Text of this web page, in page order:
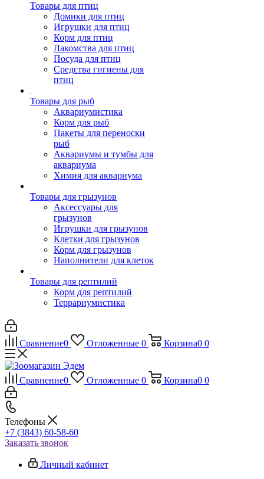
Товары для птиц
Домики для птиц
Игрушки для птиц
Корм для птиц
Лакомства для птиц
Посуда для птиц
Средства гигиены для
птиц
Товары для рыб
Аквариумистика
Корм для рыб
Пакеты для переноски
рыб
Аквариумы и тумбы для
аквариума
Химия для аквариума
Товары для грызунов
Аксессуары для
грызунов
Игрушки для грызунов
Клетки для грызунов
Корм для грызунов
Наполнители для клеток
Товары для рептилий
Корм для рептилий
Террариумистика
Сравнение0 Отложенные 0 Корзина0 0
Сравнение0 Отложенные 0 Корзина0 0
Телефоны
+7 (3843) 60-58-60
Заказать звонок
Личный кабинет